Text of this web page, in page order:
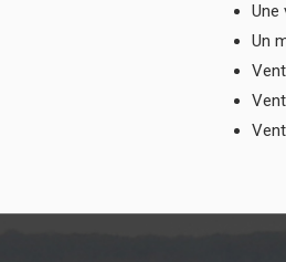
Une
Un